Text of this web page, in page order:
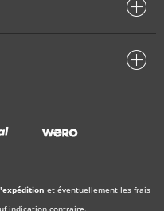
et éventuellement les frais